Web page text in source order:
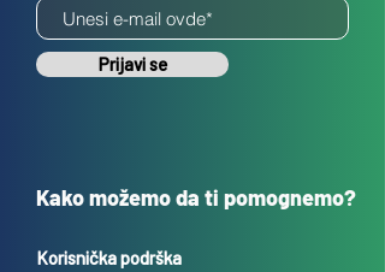
Prijavi se
Kako možemo da ti pomognemo?
Korisnička podrška